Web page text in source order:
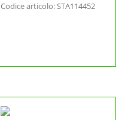
Codice articolo: STA114452